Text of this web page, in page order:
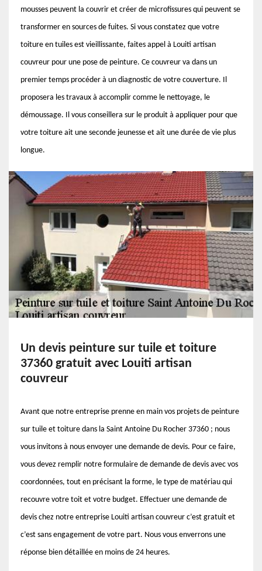
mousses peuvent la couvrir et créer de microfissures qui peuvent se
transformer en sources de fuites. Si vous constatez que votre
toiture en tuiles est vieillissante, faites appel à Louiti artisan
couvreur pour une pose de peinture. Ce couvreur va dans un
premier temps procéder à un diagnostic de votre couverture. Il
proposera les travaux à accomplir comme le nettoyage, le
démoussage. Il vous conseillera sur le produit à appliquer pour que
votre toiture ait une seconde jeunesse et ait une durée de vie plus
longue.
Un devis peinture sur tuile et toiture
37360 gratuit avec Louiti artisan
couvreur
Avant que notre entreprise prenne en main vos projets de peinture
sur tuile et toiture dans la Saint Antoine Du Rocher 37360 ; nous
vous invitons à nous envoyer une demande de devis. Pour ce faire,
vous devez remplir notre formulaire de demande de devis avec vos
coordonnées, tout en précisant la forme, le type de matériau qui
recouvre votre toit et votre budget. Effectuer une demande de
devis chez notre entreprise Louiti artisan couvreur c’est gratuit et
c’est sans engagement de votre part. Nous vous enverrons une
réponse bien détaillée en moins de 24 heures.